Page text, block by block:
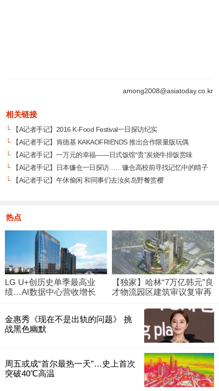
among2008@asiatoday.co.kr
相关链接
└【A记者手记】2016 K-Food Festival一日探访纪实
└【A记者手记】肯德基 KAKAOFRIENDS 推出合作限量版玩偶
└【A记者手记】一万元的幸福——日式饭馆“贵”炭烧牛排饭赏味
└【A记者手记】日本镰仓一日探访……镰仓高校前寻找记忆中的晴子
└【A记者手记】午休偷闲 和同事们去汝矣岛野餐赏樱
热点
LG U+创历史单季最高业
绩…AI数据中心营收增长
【独家】哈林“7万亿韩元”良
才物流园区建筑审议复审再
金惠秀《现在不是出轨的问题》 挑
战黑色幽默
周五或成“首尔最热一天”…史上首次
突破40℃高温